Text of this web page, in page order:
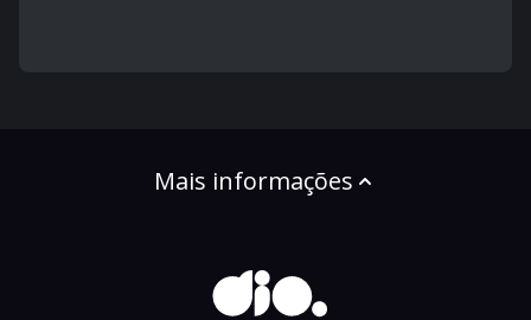
Mais informações